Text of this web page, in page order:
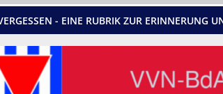
- EINE RUBRIK ZUR ERINNERUNG